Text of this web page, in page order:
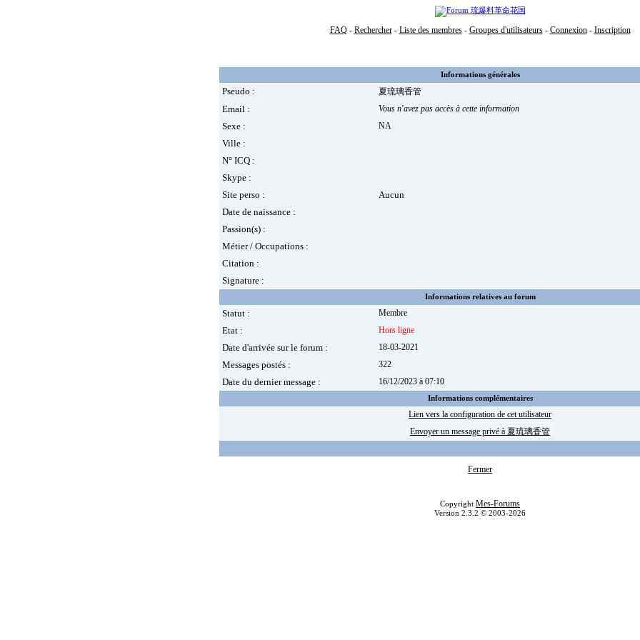
FAQ- Rechercher- Liste des membres- Groupes d'utilisateurs- Connexion- Inscription
Informations générales
Pseudo : 夏琉璃香管
Email :
Vous n'avez pas accès à cette information
Sexe : NA
Ville :
N° ICQ :
Skype :
Site perso :
Aucun
Date de naissance :
Passion(s) :
Métier / Occupations :
Citation :
Signature :
Informations relatives au forum
Statut : Membre
Etat : Hors ligne
Date d'arrivée sur le forum : 18-03-2021
Messages postés : 322
Date du dernier message : 16/12/2023 à 07:10
Informations complémentaires
Lien vers la configuration de cet utilisateur
Envoyer un message privé à 夏琉璃香管
Fermer
Copyright Mes-Forums
Version 2.3.2 © 2003-2026